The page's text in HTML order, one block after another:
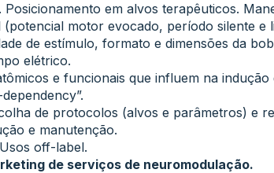
em alvos terapêuticos.
(potencial motor evocado, período silente e
de estímulo, formato e dimensões da
elétrico.
e funcionais que influem na indução
de protocolos (alvos e parâmetros) e
e manutenção.
Usos off-label.
de serviços de neuromodulação.